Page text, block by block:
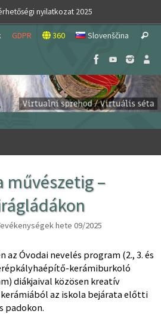
nyilatkozat 2025
GDPR 360 Slovenščina Search
művészetig –
hete 09/2025
az Óvodai nevelés program (2., 3. és
kerámiburkoló
diákjaival közösen kreatív
az iskola bejárata előtti
padokon.